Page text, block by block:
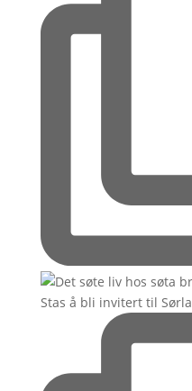
Stas å bli invitert til